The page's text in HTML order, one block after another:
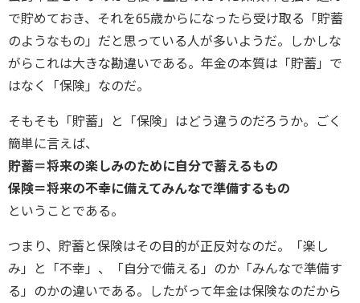
で貯めておき、それを65歳からになったら受け取る「貯蓄
のようなもの」だと思っている人が多いようだ。しかしな
がらこれは大きな勘違いである。年金の本質は「貯蓄」で
はなく「保険」なのだ。
そもそも「貯蓄」と「保険」はどう違うのだろうか。ごく
簡単に言えば、
貯蓄＝将来の楽しみのために自分で蓄えるもの
保険＝将来の不幸に備えてみんなで準備するもの
ということである。
つまり、貯蓄と保険はその目的が正反対なのだ。「楽し
み」と「不幸」、「自分で備える」のか「みんなで準備す
る」のかの違いである。したがって年金は保険なのだから